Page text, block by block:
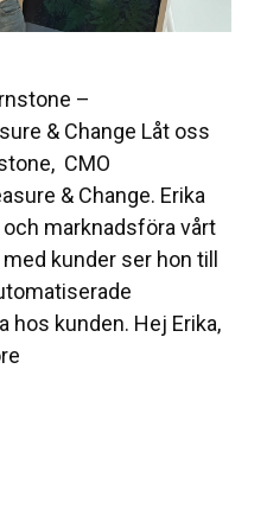
–
& Change Låt oss
CMO
& Change. Erika
marknadsföra vårt
kunder ser hon till
hos kunden. Hej Erika,